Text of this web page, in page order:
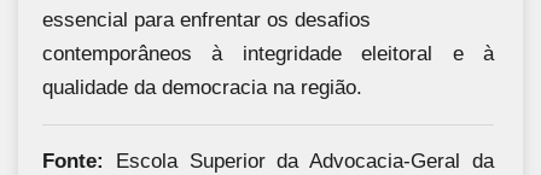
essencial para enfrentar os desafios
contemporâneos à integridade eleitoral e à
qualidade da democracia na região.
Fonte:
Escola Superior da Advocacia-Geral da